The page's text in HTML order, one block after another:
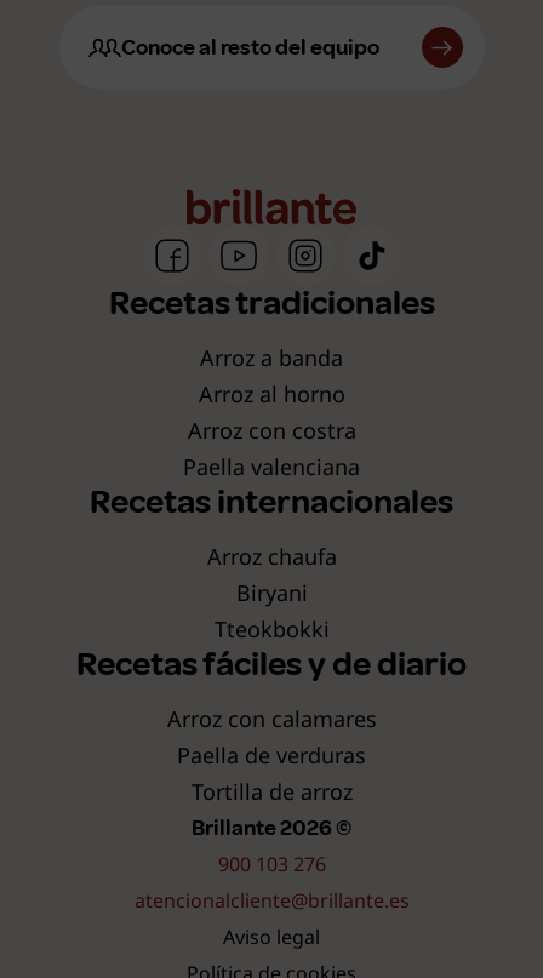
Conoce al resto del equipo
Recetas tradicionales
Arroz a banda
Arroz al horno
Arroz con costra
Paella valenciana
Recetas internacionales
Arroz chaufa
Biryani
Tteokbokki
Recetas fáciles y de diario
Arroz con calamares
Paella de verduras
Tortilla de arroz
Brillante 2026 ©
900 103 276
atencionalcliente@brillante.es
Aviso legal